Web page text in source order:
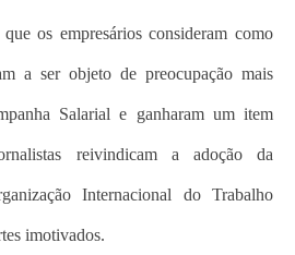
os empresários consideram como
a ser objeto de preocupação mais
Salarial e ganharam um item
reivindicam a adoção da
Internacional do Trabalho
imotivados.